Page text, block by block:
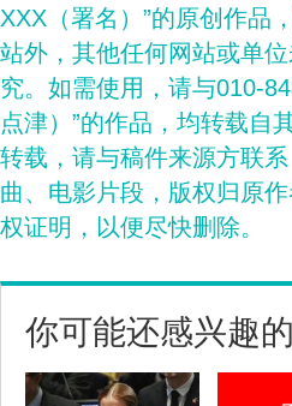
XXX（署名）”的原创作品
站外，其他任何网站或单
究。如需使用，请与010-
点津）”的作品，均转载自
转载，请与稿件来源方联
曲、电影片段，版权归原
权证明，以便尽快删除。
你可能还感兴趣